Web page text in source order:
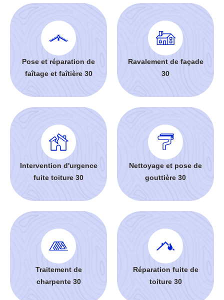
Pose et réparation de
faîtage et faîtière 30
Ravalement de façade
30
Intervention d'urgence
fuite toiture 30
Nettoyage et pose de
gouttière 30
Traitement de
charpente 30
Réparation fuite de
toiture 30